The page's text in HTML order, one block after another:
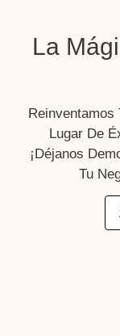
La
Reinventamos
Lugar De
¡Déjanos
Tu